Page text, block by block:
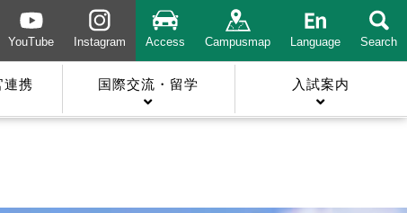
YouTube
Instagram Access Campusmap Language Search
連携 国際交流・留学 入試案内